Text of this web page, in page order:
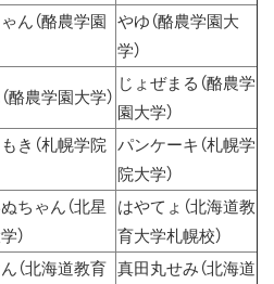
ん（酪農学園 やゆ（酪農学園大
学）
酪農学園大学）
じょぜまる（酪農学
園大学）
き（札幌学院 パンケーキ（札幌学
院大学）
ちゃん（北星
）
はやてょ（北海道教
育大学札幌校）
（北海道教育 真田丸せみ（北海道